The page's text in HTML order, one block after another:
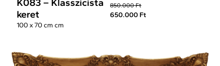
keret
850.000 Ft
650.000 Ft
100 x 70 cm cm